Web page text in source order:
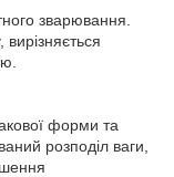
зварювання.
форми та
розподіл ваги,